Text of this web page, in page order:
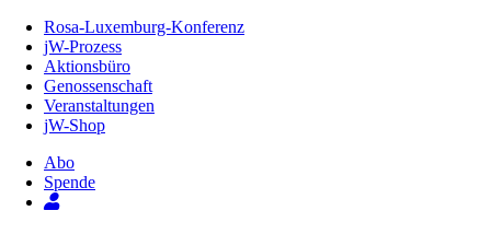
Inhalt
Seite
Rosa-Luxemburg-Konferenz
jW-Prozess
Aktionsbüro
Genossenschaft
Veranstaltungen
jW-Shop
Abo
Spende